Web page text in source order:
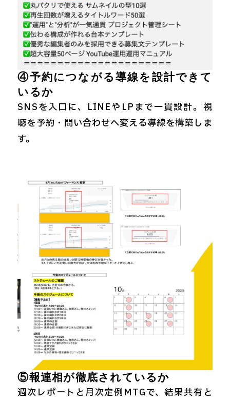
④予約につながる導線を設計できて
いるか
SNSを入口に、LINEやLPまで一貫設計。視
聴を予約・問い合わせへ変える導線を構築しま
す。
⑤報連相が徹底されているか
週次レポートと月次定例MTGで、結果共有と